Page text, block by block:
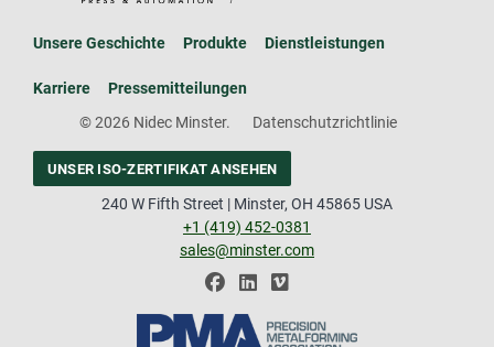
Unsere Geschichte Produkte Dienstleistungen
Karriere
Pressemitteilungen
© 2026 Nidec Minster.
Datenschutzrichtlinie
UNSER ISO-ZERTIFIKAT ANSEHEN
240 W Fifth Street | Minster, OH 45865 USA
+1 (419) 452-0381
sales@minster.com